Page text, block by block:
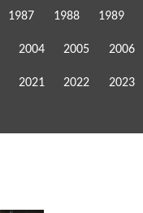
1987 1988 1989
2004 2005 2006
2021 2022 2023